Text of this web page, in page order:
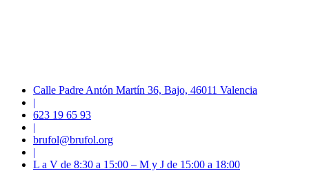
Calle Padre Antón Martín 36, Bajo, 46011 Valencia
|
623 19 65 93
|
brufol@brufol.org
|
L a V de 8:30 a 15:00 – M y J de 15:00 a 18:00